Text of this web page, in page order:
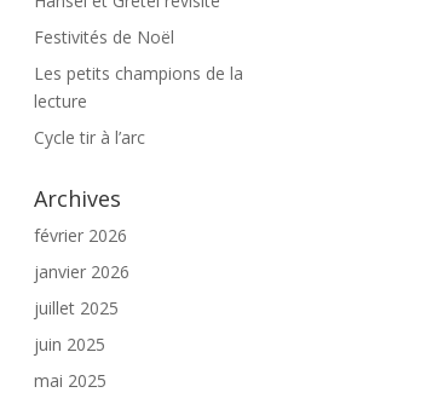
Festivités de Noël
Les petits champions de la
lecture
Cycle tir à l’arc
Archives
février 2026
janvier 2026
juillet 2025
juin 2025
mai 2025